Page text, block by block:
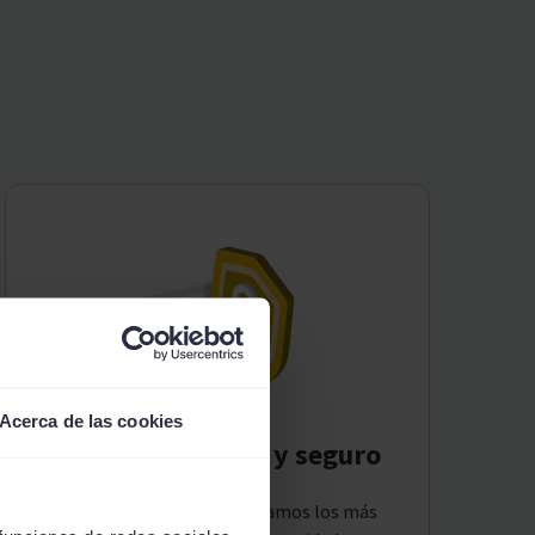
Acerca de las cookies
Servicio gratuito y seguro
Solcredito es gratis. Aplicamos los más